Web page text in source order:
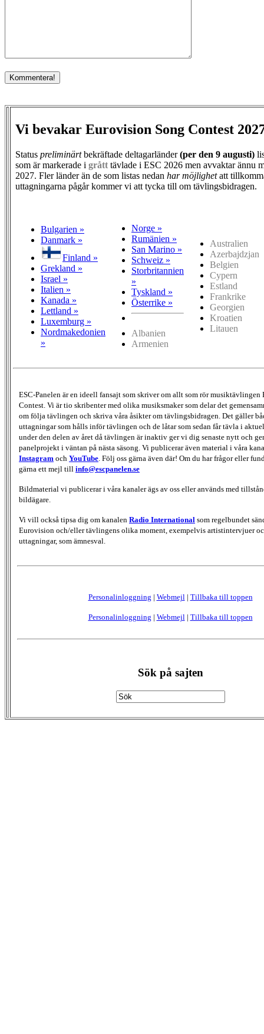
Vi bevakar Eurovision Song Contest
Status preliminärtbekräftade deltagarländer(per den 9 augusti)
som är markerade i grått tävlade i ESC 2026 men avvaktar ännu
2027. Fler länder än de som listas nedan har möjlighetatt
uttagningarna pågår kommer vi att tycka till om tävlingsbidragen.
Bulgarien »
Danmark »
Finland »
Grekland »
Israel »
Italien »
Kanada »
Lettland »
Luxemburg »
Nordmakedonien
»
Norge »
Rumänien »
San Marino »
Schweiz »
Storbritannien
»
Tyskland »
Österrike »
Albanien
Armenien
Australien
Azerbajdzjan
Belgien
Cypern
Estland
Frankrike
Georgien
Kroatien
Litauen
ESC-Panelen är en ideell fansajt som skriver om allt som rör musiktävlingen
Contest. Vi är tio skribenter med olika musiksmaker som delar det
om följa tävlingen och skriva våra åsikter om tävlingsbidragen. Det gäller
uttagningar som hålls inför tävlingen och de låtar som sedan får tävla i
under den delen av året då tävlingen är inaktiv ger vi dig senaste nytt och
panelprojekt i väntan på nästa säsong. Vi publicerar även material i våra
Instagram och YouTube. Följ oss gärna även där! Om du har frågor eller
gärna ett mejl till info@escpanelen.se
Bildmaterial vi publicerar i våra kanaler ägs av oss eller används med
bildägare.
Vi vill också tipsa dig om kanalen Radio International som regelbundet
Eurovision och/eller tävlingens olika moment, exempelvis artistintervjuer
uttagningar, som ämnesval.
Personalinloggning | Webmejl| Tillbaka till toppen
Personalinloggning | Webmejl| Tillbaka till toppen
Sök på sajten